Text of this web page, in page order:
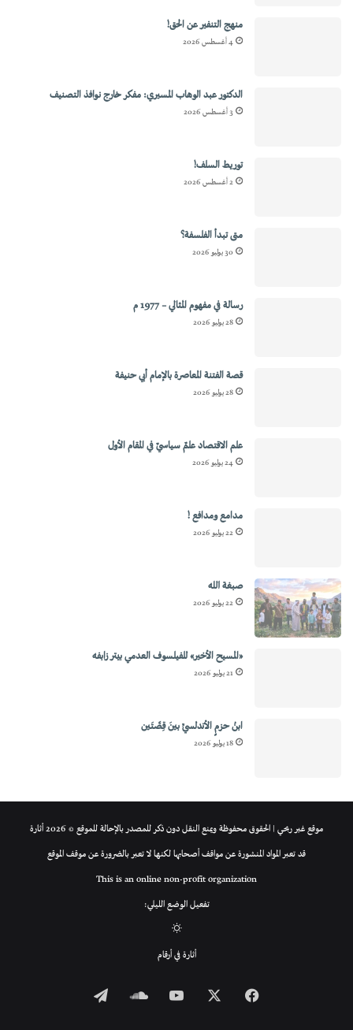
منهج التنفير عن الحق!
4 أغسطس 2026
الدكتور عبد الوهاب المسيري: مفكر خارج نوافذ التصنيف
3 أغسطس 2026
توريط السلف!
2 أغسطس 2026
متى تبدأ الفلسفة؟
30 يوليو 2026
رسالة في مفهوم المثالي – 1977 م
28 يوليو 2026
قصة الفتنة المعاصرة بالإمام أبي حنيفة
28 يوليو 2026
علم الاقتصاد علمٌ سياسيٌ في المقام الأول
24 يوليو 2026
مدامع ومدافع !
22 يوليو 2026
صبغة الله
22 يوليو 2026
«المسيح الأخير» للفيلسوف العدمي بيتر زابفه
21 يوليو 2026
ابنُ حزمٍ الأندلسيِّ بينَ قِصَّتَين
18 يوليو 2026
موقع غير ربحي | الحقوق محفوظة ويمنع النقل دون ذكر للمصدر بالإحالة للموقع © 2026 أثارة
قد تعبر المواد المنشورة عن مواقف أصحابها لكنها لا تعبر بالضرورة عن موقف الموقع
This is an online non-profit organization
تفعيل الوضع الليلي:
المظلم
أثارة في أرقام
فيسبوك ‫YouTubeساوند